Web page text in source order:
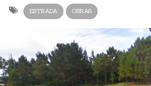
ESTRADA OBRAS